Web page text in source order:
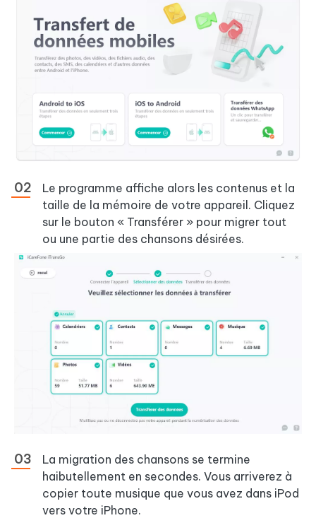
Le programme affiche alors les contenus et la
taille de la mémoire de votre appareil. Cliquez
sur le bouton « Transférer » pour migrer tout
ou une partie des chansons désirées.
La migration des chansons se termine
haibutellement en secondes. Vous arriverez à
copier toute musique que vous avez dans iPod
vers votre iPhone.